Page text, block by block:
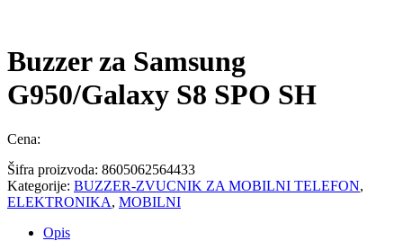
Buzzer za Samsung
G950/Galaxy S8 SPO SH
Cena:
Šifra proizvoda: 8605062564433
Kategorije: BUZZER-ZVUCNIK ZA MOBILNI TELEFON,
ELEKTRONIKA, MOBILNI
Opis